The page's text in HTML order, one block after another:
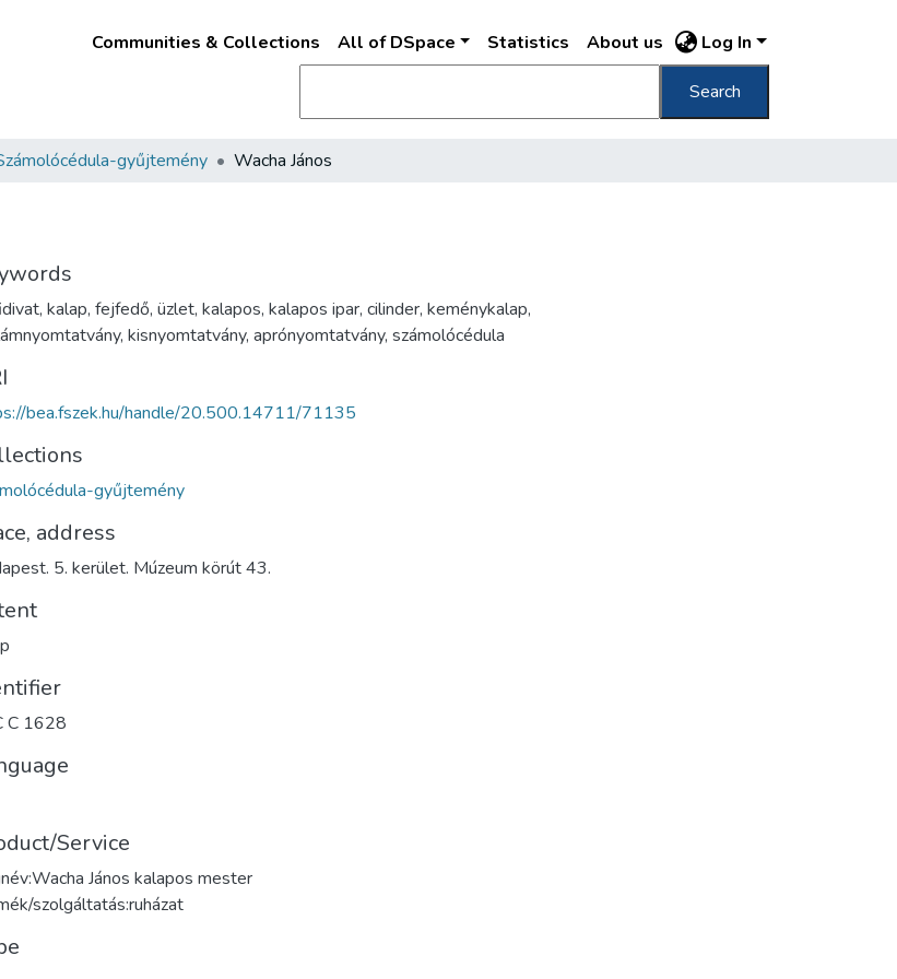
Communities & Collections All of DSpace Statistics About us Log In
Search
gyűjtemény Wacha János
, kalap, fejfedő, üzlet, kalapos, kalapos ipar, cilinder, keménykalap,
, kisnyomtatvány, aprónyomtatvány, számolócédula
bea.fszek.hu/handle/20.500.14711/71135
gyűjtemény
address
5. kerület. Múzeum körút 43.
C 1628
Service
János kalapos mester
szolgáltatás:ruházat